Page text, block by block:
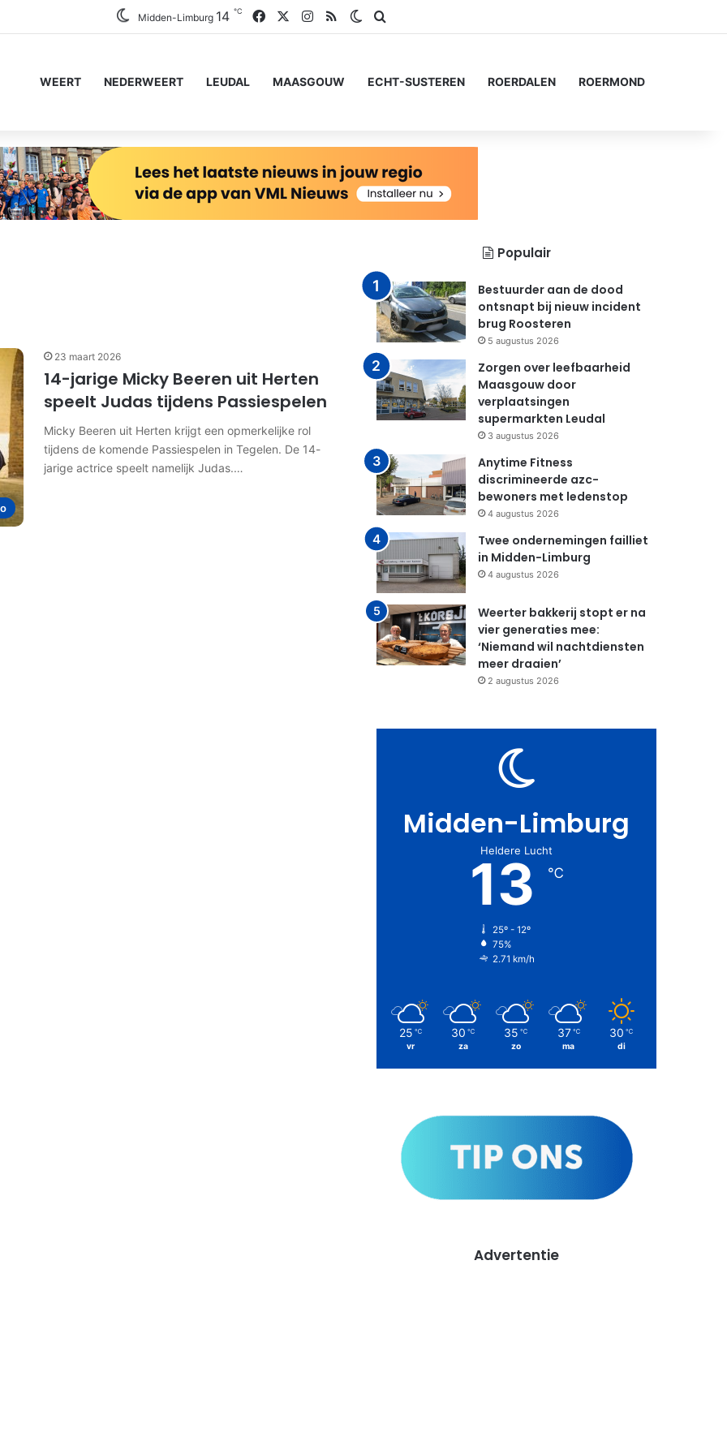
Midden-Limburg 14 ℃ FacebookInstagram
RSSSwitch skin
WEERT NEDERWEERT LEUDAL MAASGOUW ECHT-SUSTEREN ROERDALEN ROERMOND
23 maart 2026
14-jarige Micky Beeren uit Herten
speelt Judas tijdens Passiespelen
Micky Beeren uit Herten krijgt een opmerkelijke rol
tijdens de komende Passiespelen in Tegelen. De 14-
jarige actrice speelt namelijk Judas.…
Populair
Bestuurder aan de dood
ontsnapt bij nieuw incident
brug Roosteren
5 augustus 2026
Zorgen over leefbaarheid
Maasgouw door
verplaatsingen
supermarkten Leudal
3 augustus 2026
Anytime Fitness
discrimineerde azc-
bewoners met ledenstop
4 augustus 2026
Twee ondernemingen failliet
in Midden-Limburg
4 augustus 2026
Weerter bakkerij stopt er na
vier generaties mee:
‘Niemand wil nachtdiensten
meer draaien’
2 augustus 2026
Midden-Limburg
Heldere Lucht
13 ℃
25º - 12º
75%
2.71 km/h
25 ℃
vr
30 ℃
za
35 ℃
zo
37 ℃
ma
30 ℃
di
Advertentie